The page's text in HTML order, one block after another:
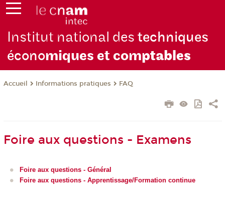
Institut national destechniques
économiques et comptables
Accueil Informations pratiques FAQ
Foire aux questions - Examens
Foire aux questions - Général
Foire aux questions - Apprentissage/Formation continue